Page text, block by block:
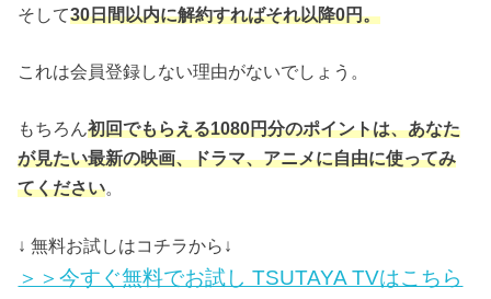
そして30日間以内に解約すればそれ以降0円。
これは会員登録しない理由がないでしょう。
もちろん初回でもらえる1080円分のポイントは、あなた
が見たい最新の映画、ドラマ、アニメに自由に使ってみ
てください。
↓ 無料お試しはコチラから↓
＞＞今すぐ無料でお試し TSUTAYA TVはこちら